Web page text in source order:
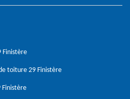
Finistère
toiture 29 Finistère